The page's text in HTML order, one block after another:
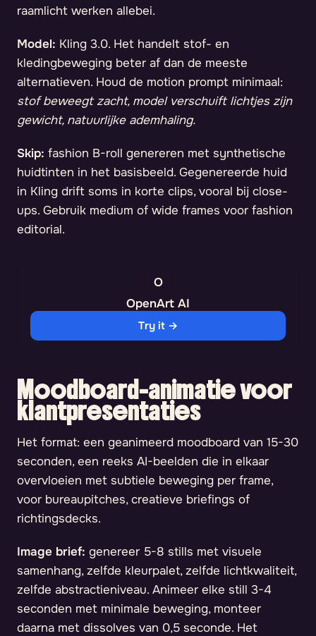
raamlicht werken allebei.
Model: Kling 3.0. Het handelt stof- en
kledingbeweging beter af dan de meeste
alternatieven. Houd de motion prompt minimaal:
stof beweegt zacht, model verschuift lichtjes zijn
gewicht, natuurlijke ademhaling.
Skip: fashion B-roll genereren met synthetische
huidtinten in het basisbeeld. Gegenereerde huid
in Kling drift soms in korte clips, vooral bij close-
ups. Gebruik medium of wide frames voor fashion
editorial.
OpenArt AI
Try it →
Moodboard-animatie voor
klantpresentaties
Het format: een geanimeerd moodboard van 15-30
seconden, een reeks AI-beelden die in elkaar
overvloeien met subtiele beweging per frame,
voor bureaupitches, creatieve briefings of
richtingsdecks.
Image brief: genereer 5-8 stills met visuele
samenhang, zelfde kleurpalet, zelfde lichtkwaliteit,
zelfde abstractieniveau. Animeer elke still 3-4
seconden met minimale beweging, monteer
daarna met dissolves van 0,5 seconde. Het